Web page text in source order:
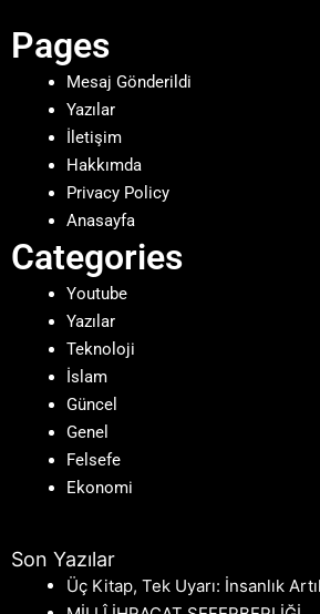
Pages
Mesaj Gönderildi
Yazılar
İletişim
Hakkımda
Privacy Policy
Anasayfa
Categories
Youtube
Yazılar
Teknoloji
İslam
Güncel
Genel
Felsefe
Ekonomi
Son Yazılar
Üç Kitap, Tek Uyarı: İnsanlık